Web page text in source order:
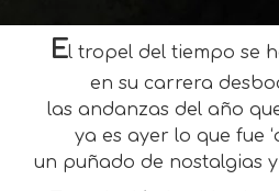
El tropel del tiempo se
en su carrera
las andanzas del año
ya es ayer lo que fue
un puñado de nostalgias